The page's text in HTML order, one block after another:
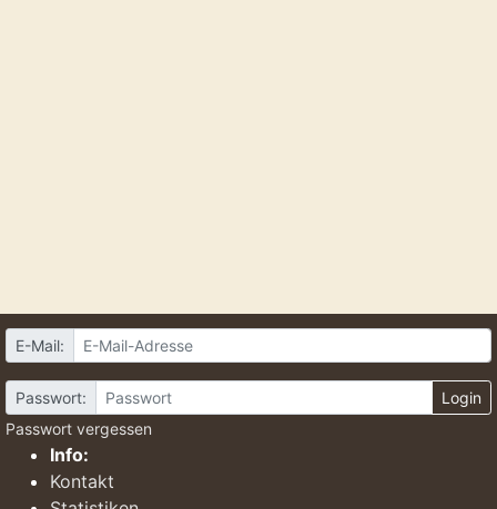
E-Mail:
Passwort:
Login
Passwort vergessen
Info:
Kontakt